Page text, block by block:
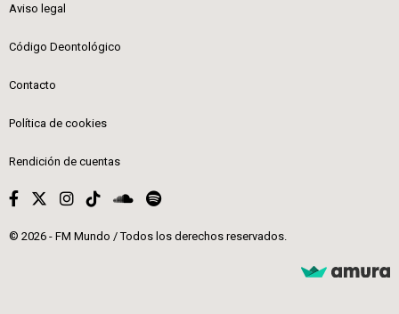
Aviso legal
Código Deontológico
Contacto
Política de cookies
Rendición de cuentas
© 2026 - FM Mundo / Todos los derechos reservados.